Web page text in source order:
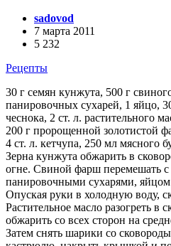
sadovod
7 марта 2011
5 232
Рецепты
30 г семян кунжута, 500 г
панировочных сухарей, 1 яйцо,
чеснока, 2 ст. л. растительного
200 г пророщенной золотистой
4 ст. л. кетчупа, 250 мл мясного
Зерна кунжута обжарить в
огне. Свиной фарш перемешать
панировочными сухарями,
Опуская руки в холодную воду,
Растительное масло разогреть
обжарить со всех сторон на
Затем снять шарики со